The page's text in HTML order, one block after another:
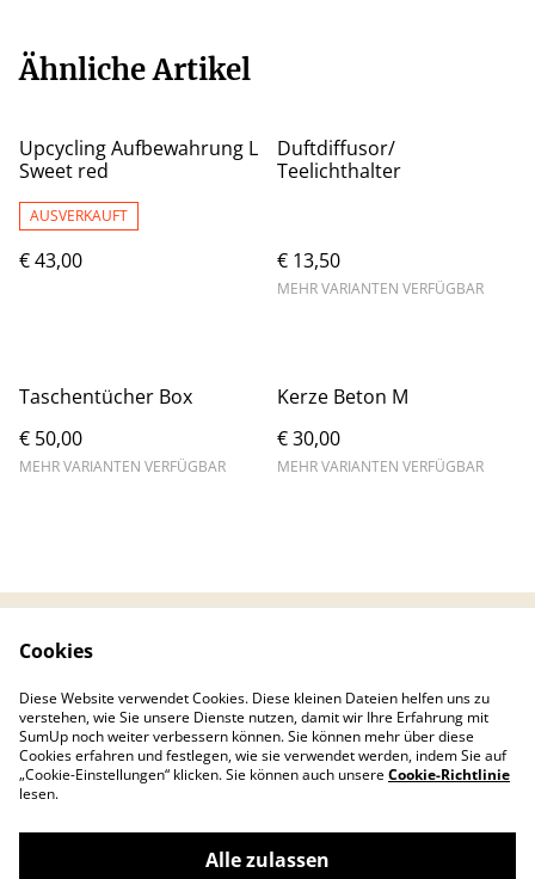
Ähnliche Artikel
Upcycling Aufbewahrung L
Sweet red
AUSVERKAUFT
€ 43,00
Duftdiffusor/
Teelichthalter
€ 13,50
MEHR VARIANTEN VERFÜGBAR
Taschentücher Box
€ 50,00
MEHR VARIANTEN VERFÜGBAR
Kerze Beton M
€ 30,00
MEHR VARIANTEN VERFÜGBAR
Kontaktieren Sie uns
Datenschutzbestimm
ungen von SumUp
Cookie-Richtlinie
Cookies
Diese Website verwendet Cookies. Diese kleinen Dateien helfen uns zu
verstehen, wie Sie unsere Dienste nutzen, damit wir Ihre Erfahrung mit
SumUp noch weiter verbessern können. Sie können mehr über diese
Cookies erfahren und festlegen, wie sie verwendet werden, indem Sie auf
„Cookie-Einstellungen“ klicken. Sie können auch unsereCookie-Richtlinie
lesen.
Alle zulassen